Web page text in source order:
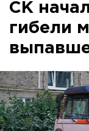
СК
гибели